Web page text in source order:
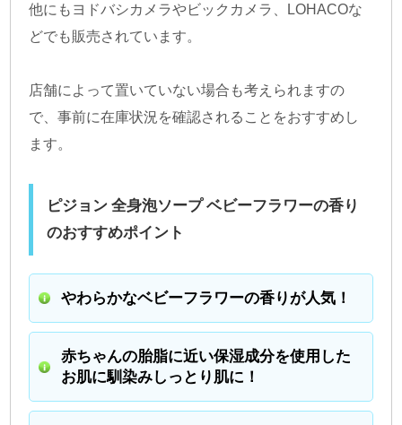
他にもヨドバシカメラやビックカメラ、LOHACOな
どでも販売されています。
店舗によって置いていない場合も考えられますの
で、事前に在庫状況を確認されることをおすすめし
ます。
ピジョン 全身泡ソープ ベビーフラワーの香り
のおすすめポイント
やわらかなベビーフラワーの香りが人気！
赤ちゃんの胎脂に近い保湿成分を使用した
お肌に馴染みしっとり肌に！